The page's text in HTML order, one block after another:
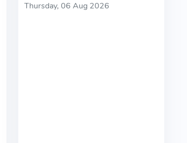
Thursday, 06 Aug 2026